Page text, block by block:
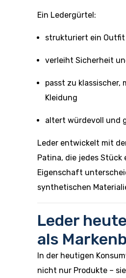
Ein Ledergürtel:
strukturiert ein Outfit
verleiht Sicherheit
passt zu klassischer,
Kleidung
altert würdevoll und
Leder entwickelt mit
Patina, die jedes
Eigenschaft
synthetischen
Leder
als
In der heutigen
nicht nur Produkte –